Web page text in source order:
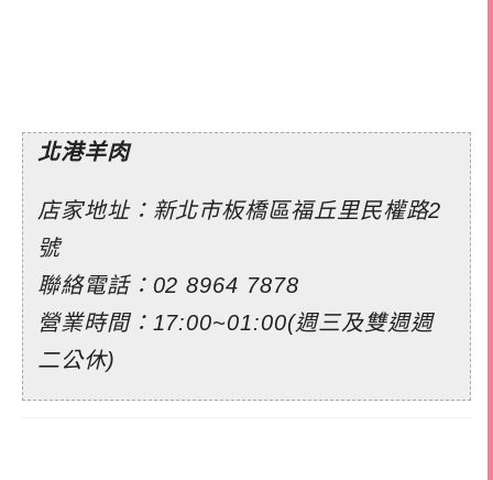
北港羊肉
店家地址：新北市板橋區福丘里民權路2
號
聯絡電話： 02 8964 7878
營業時間：17:00~01:00(週三及雙週週
二公休)